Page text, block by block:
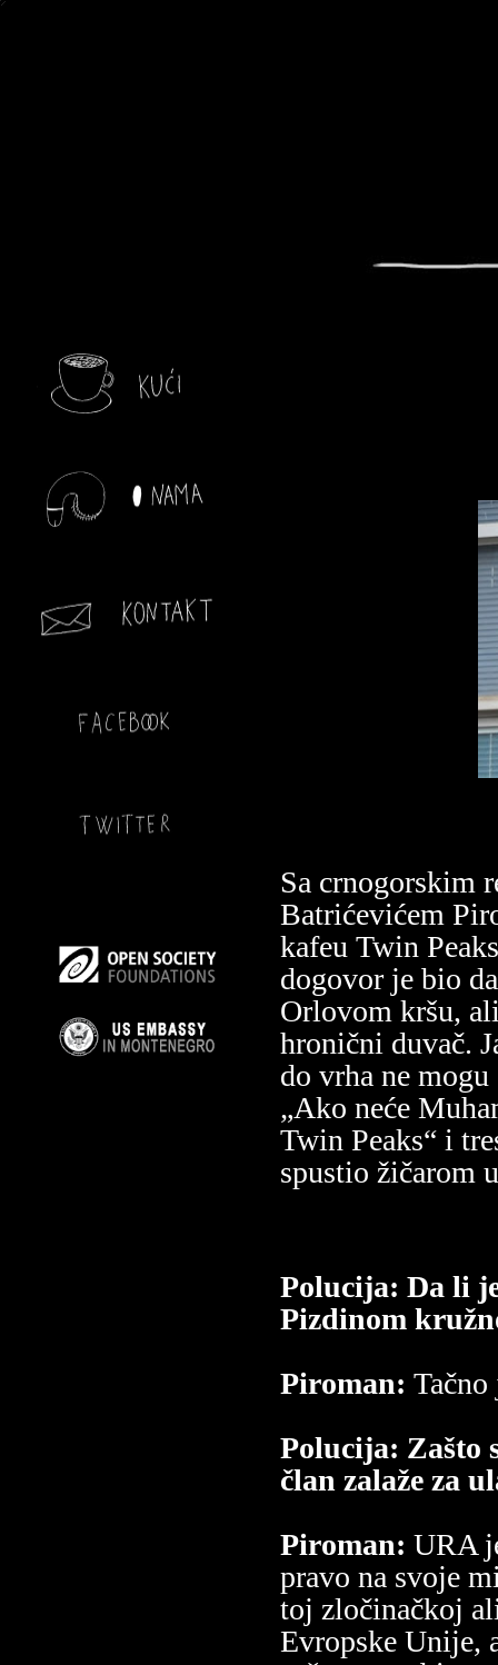
Sa crnogorskim
Batrićevićem
kafeu Twin
dogovor je bio
Orlovom kršu,
hronični duvač.
do vrha ne
„Ako neće
Twin Peaks“ i
spustio žičarom
Polucija: Da li
Pizdinom
Piroman: Tačno
Polucija: Zašto
član zalaže za
Piroman: URA
pravo na svoje
toj zločinačkoj
Evropske Unije,